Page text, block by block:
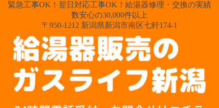
緊急工事OK！翌日対応工事OK！給湯器修理・交換の実績
数安心の30,000件以上
〒950-1212 新潟県新潟市南区七軒174-1